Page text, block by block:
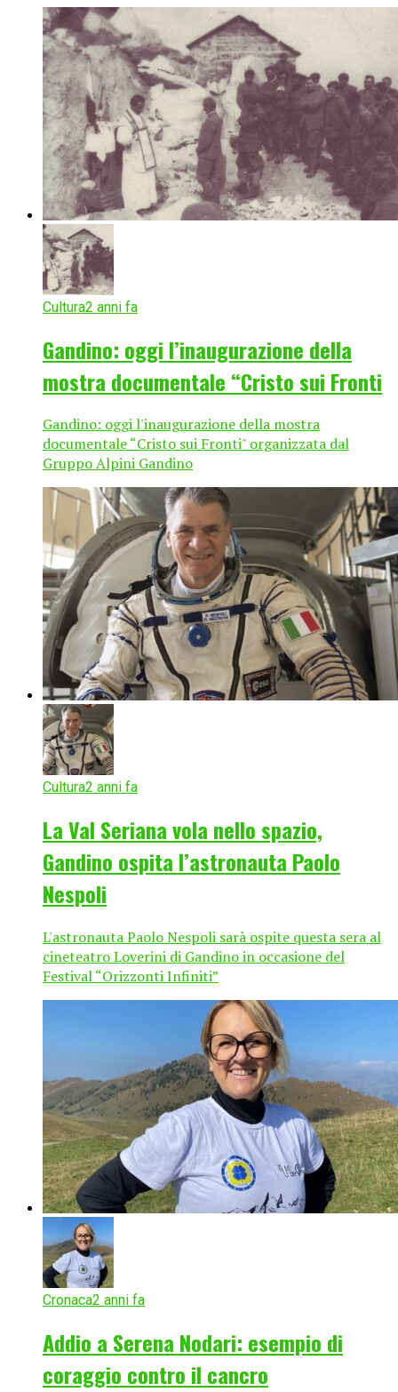
Cultura2 anni fa
Gandino: oggi l’inaugurazione della
mostra documentale “Cristo sui Fronti
Gandino: oggi l'inaugurazione della mostra
documentale “Cristo sui Fronti" organizzata dal
Gruppo Alpini Gandino
Cultura2 anni fa
La Val Seriana vola nello spazio,
Gandino ospita l’astronauta Paolo
Nespoli
L'astronauta Paolo Nespoli sarà ospite questa sera al
cineteatro Loverini di Gandino in occasione del
Festival “Orizzonti Infiniti”
Cronaca2 anni fa
Addio a Serena Nodari: esempio di
coraggio contro il cancro